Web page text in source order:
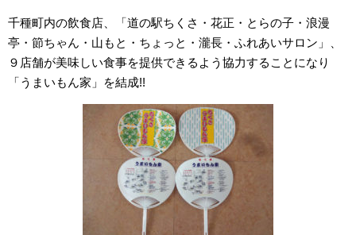
千種町内の飲食店、「道の駅ちくさ・花正・とらの子・浪漫
亭・節ちゃん・山もと・ちょっと・瀧長・ふれあいサロン」、
９店舗が美味しい食事を提供できるよう協力することになり
「うまいもん家」を結成!!